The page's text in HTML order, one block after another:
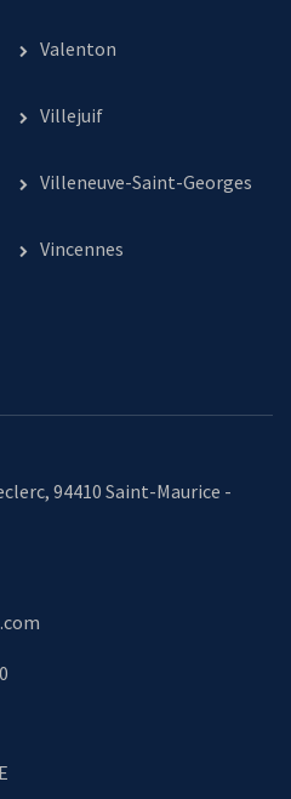
Valenton
Villejuif
Villeneuve-Saint-Georges
Vincennes
94410 Saint-Maurice -